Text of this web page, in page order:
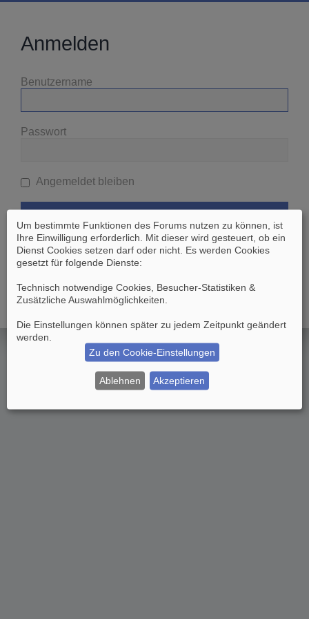
Anmelden
Benutzername
Passwort
Angemeldet bleiben
Ich habe mein Passwort vergessen
Zurück zur vorherigen Seite
Um bestimmte Funktionen des Forums nutzen zu können, ist
Ihre Einwilligung erforderlich. Mit dieser wird gesteuert, ob ein
Dienst Cookies setzen darf oder nicht. Es werden Cookies
gesetzt für folgende Dienste:
Technisch notwendige Cookies, Besucher-Statistiken &
Zusätzliche Auswahlmöglichkeiten
Die Einstellungen können später zu jedem Zeitpunkt geändert
werden.
Zu den Cookie-Einstellungen
Ablehnen Akzeptieren